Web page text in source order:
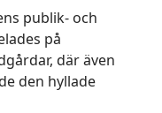
publik- och
på
där även
den hyllade